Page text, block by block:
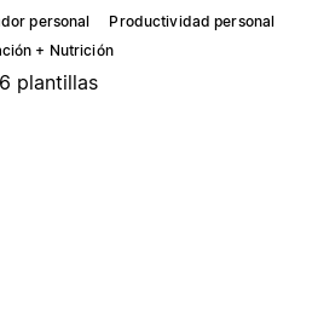
personal
Productividad personal
+ Nutrición
plantillas